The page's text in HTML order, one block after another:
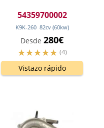
54359700002
K9K-260 82cv (60kw)
Desde 280€
(4)
Vistazo rápido